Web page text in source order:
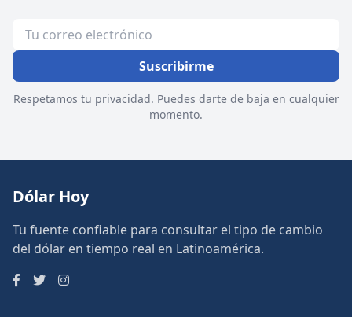
Suscribirme
Respetamos tu privacidad. Puedes darte de baja en cualquier
momento.
Dólar Hoy
Tu fuente confiable para consultar el tipo de cambio
del dólar en tiempo real en Latinoamérica.